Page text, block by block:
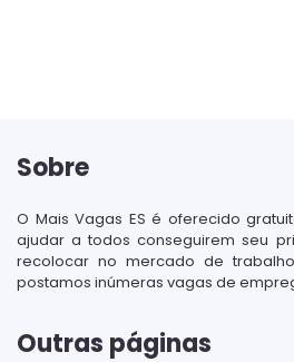
Sobre
O Mais Vagas ES é oferecido
ajudar a todos conseguirem seu
recolocar no mercado de
postamos inúmeras vagas de
Outras páginas